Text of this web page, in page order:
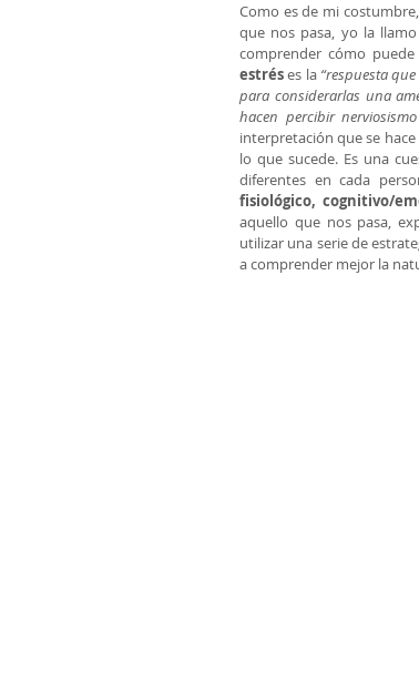
Como es de mi
que nos pasa, yo la
estrés es la “respuesta
para considerarlas una
hacen percibir
interpretación que se
lo que sucede. Es una
fisiológico, cognitivo/
aquello que nos pasa,
utilizar una serie de
a comprender mejor la